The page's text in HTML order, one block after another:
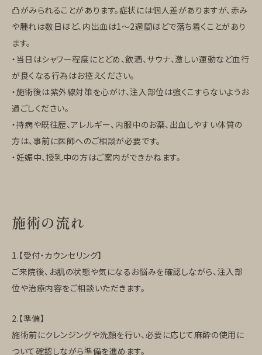
凸がみられることがあります。症状には個人差がありますが、赤み
や腫れは数日ほど、内出血は1〜2週間ほどで落ち着くことがあり
ます。
・当日はシャワー程度にとどめ、飲酒、サウナ、激しい運動など血行
が良くなる行為はお控えください。
・施術後は紫外線対策を心がけ、注入部位は強くこすらないようお
過ごしください。
・持病や既往歴、アレルギー、内服中のお薬、出血しやすい体質の
方は、事前に医師へのご相談が必要です。
・妊娠中、授乳中の方はご案内ができかねます。
施術の流れ
1.【受付・カウンセリング】
ご来院後、お肌の状態や気になるお悩みを確認しながら、注入部
位や治療内容をご相談いただきます。
2.【準備】
施術前にクレンジングや洗顔を行い、必要に応じて麻酔の使用に
ついて確認しながら準備を進めます。